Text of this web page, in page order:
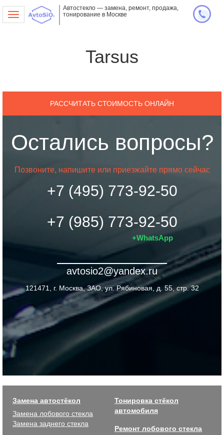
Toggle
Автостекло — замена, ремонт, продажа,
тонирование в Москве
Tarsus
РАССЧИТАТЬ СТОИМОСТЬ ОНЛАЙН
Остались вопросы?
Позвоните, напишите или приезжайте прямо сейчас
+7 (495) 773-92-50
+7 (985) 773-92-50
+WhatsApp
avtosio2@yandex.ru
121471, г. Москва, ЗАО, ул. Рябиновая, д. 55, стр. 32
Замена автостёкол
Замена лобового стекла
Замена заднего стекла
Тонировка стёкол
автомобиля
Ремонт лобового стекла